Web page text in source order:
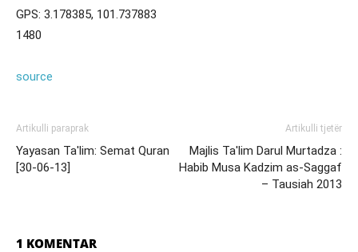
GPS: 3.178385, 101.737883
1480
source
Artikulli paraprak
Yayasan Ta'lim: Semat Quran
[30-06-13]
Artikulli tjetër
Majlis Ta'lim Darul Murtadza :
Habib Musa Kadzim as-Saggaf
– Tausiah 2013
1 KOMENTAR